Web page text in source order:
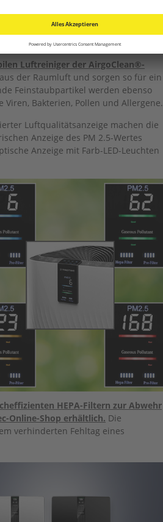
Reinigung der Innenraumluft
Luftreiniger der AirgoClean®-
der Raumluft und sorgen so für ein
Feinstaubpartikel werden ebenso
Bakterien, Pollen und Allergene.
Luftqualitätsanzeige machen die
Anzeige des PM 2.5-Wertes
Anzeige mit Farb-LED-Leuchten
HEPA-Filtern zur Abwehr
Online-Shop erhältlich. Die
verhinderten Fehltag eines